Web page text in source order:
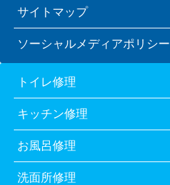
サイトマップ
ソーシャルメディアポリシー
トイレ修理
キッチン修理
お風呂修理
洗面所修理